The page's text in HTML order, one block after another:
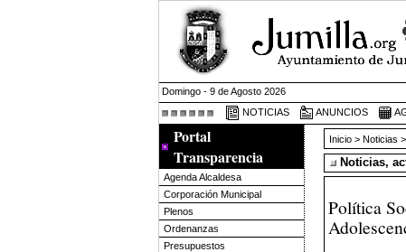
Domingo - 9 de Agosto 2026
NOTICIAS
ANUNCIOS
Portal
Transparencia
Agenda Alcaldesa
Corporación Municipal
Plenos
Ordenanzas
Presupuestos
Inicio > Noticias
Noticias,
Política